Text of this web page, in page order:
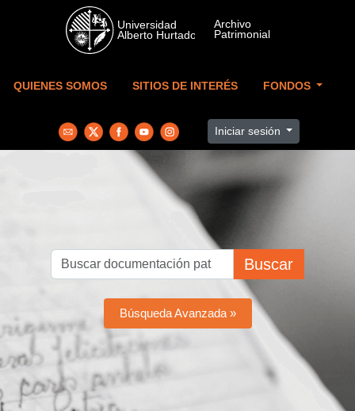
Skip to main content
QUIENES SOMOS SITIOS DE INTERÉS FONDOS
Iniciar sesión
Buscar
Búsqueda Avanzada »